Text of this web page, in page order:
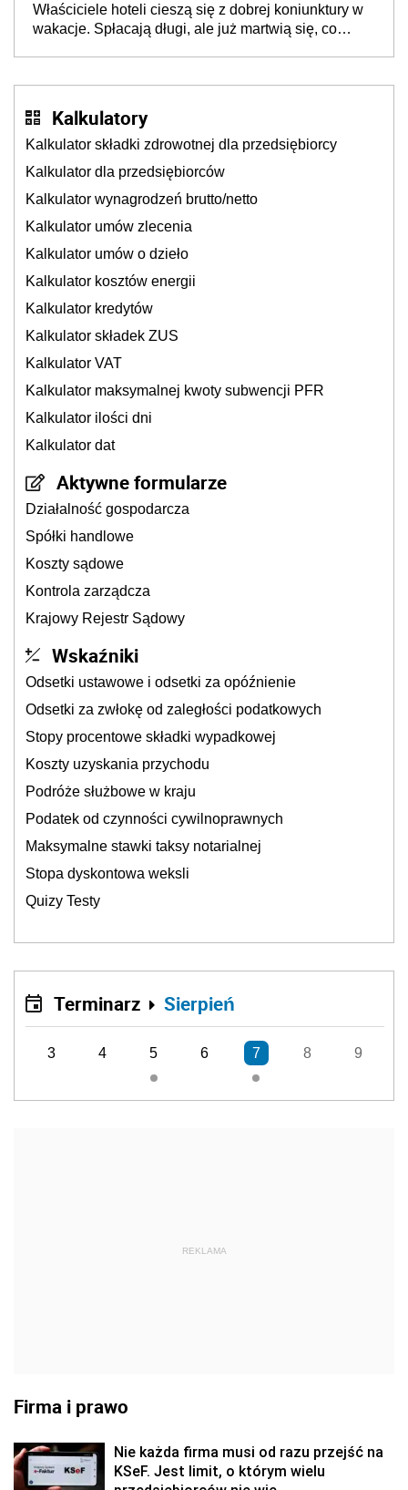
cichu
Właściciele hoteli cieszą się z dobrej koniunktury w
wakacje. Spłacają długi, ale już martwią się, co
Kalkulatory
Kalkulator składki zdrowotnej dla przedsiębiorcy
Kalkulator dla przedsiębiorców
Kalkulator wynagrodzeń brutto/netto
Kalkulator umów zlecenia
Kalkulator umów o dzieło
Kalkulator kosztów energii
Kalkulator kredytów
Kalkulator składek ZUS
Kalkulator VAT
Kalkulator maksymalnej kwoty subwencji PFR
Kalkulator ilości dni
Kalkulator dat
Aktywne formularze
Działalność gospodarcza
Spółki handlowe
Koszty sądowe
Kontrola zarządcza
Krajowy Rejestr Sądowy
Wskaźniki
Odsetki ustawowe i odsetki za opóźnienie
Odsetki za zwłokę od zaległości podatkowych
Stopy procentowe składki wypadkowej
Koszty uzyskania przychodu
Podróże służbowe w kraju
Podatek od czynności cywilnoprawnych
Maksymalne stawki taksy notarialnej
Stopa dyskontowa weksli
Quizy Testy
Terminarz Sierpień
3 4 5 6 7 8 9
REKLAMA
Firma i prawo
Nie każda firma musi od razu przejść na
KSeF. Jest limit, o którym wielu